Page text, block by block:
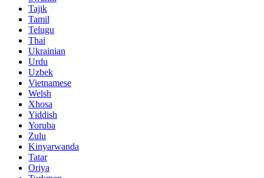
Tajik
Tamil
Telugu
Thai
Ukrainian
Urdu
Uzbek
Vietnamese
Welsh
Xhosa
Yiddish
Yoruba
Zulu
Kinyarwanda
Tatar
Oriya